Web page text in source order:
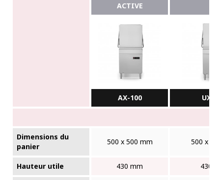
ACTIVE
AX-100 UX-
Dimensions du
panier
500 x 500 mm 500 x
Hauteur utile 430 mm 430